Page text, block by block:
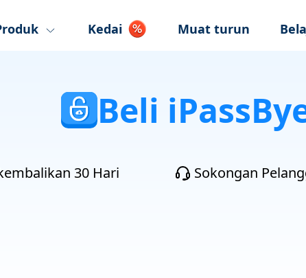
Kedai Muat turun
Beli
30 Hari Sokongan